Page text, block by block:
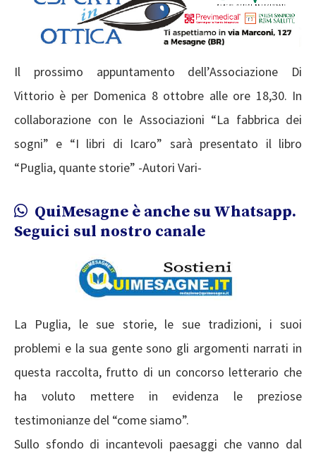
Il prossimo appuntamento dell’Associazione Di
Vittorio è per Domenica 8 ottobre alle ore 18,30. In
collaborazione con le Associazioni “La fabbrica dei
sogni” e “I libri di Icaro” sarà presentato il libro
“Puglia, quante storie” -Autori Vari-
QuiMesagne è anche su Whatsapp.
Seguici sul nostro canale
La Puglia, le sue storie, le sue tradizioni, i suoi
problemi e la sua gente sono gli argomenti narrati in
questa raccolta, frutto di un concorso letterario che
ha voluto mettere in evidenza le preziose
testimonianze del “come siamo”.
Sullo sfondo di incantevoli paesaggi che vanno dal